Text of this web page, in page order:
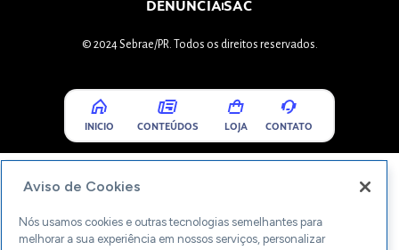
DENÚNCIASAC
© 2024 Sebrae/PR. Todos os direitos reservados.
INICIO CONTEÚDOS LOJA CONTATO
Aviso de Cookies
Nós usamos cookies e outras tecnologias semelhantes para
melhorar a sua experiência em nossos serviços, personalizar